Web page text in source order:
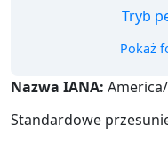
Tryb
Pokaż
Nazwa IANA:
Standardowe